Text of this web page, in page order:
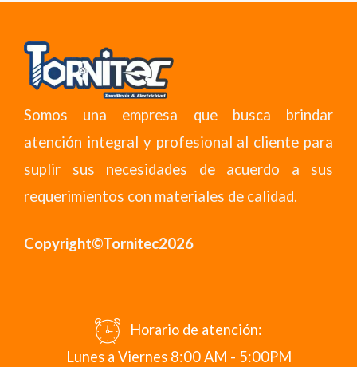
Somos una empresa que busca brindar
atención integral y profesional al cliente para
suplir sus necesidades de acuerdo a sus
requerimientos con materiales de calidad.
Copyright©Tornitec2026
Horario de atención:
Lunes a Viernes 8:00 AM - 5:00PM